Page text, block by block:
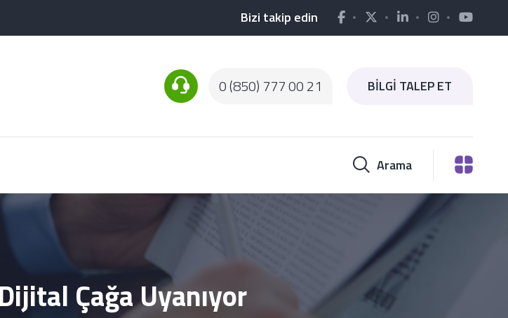
Bizi takip edin
0 (850) 777 00 21 BİLGİ TALEP ET
Arama
Çağa Uyanıyor